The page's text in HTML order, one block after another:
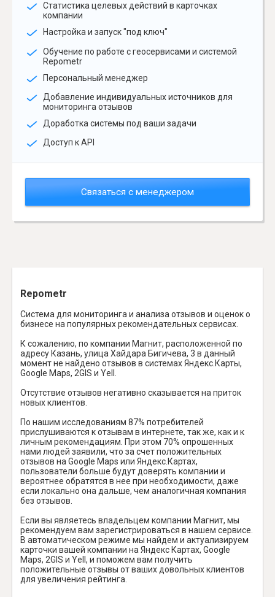
Статистика целевых действий в карточках
компании
Настройка и запуск "под ключ"
Обучение по работе с геосервисами и системой
Repometr
Персональный менеджер
Добавление индивидуальных источников для
мониторинга отзывов
Доработка системы под ваши задачи
Доступ к API
Связаться с менеджером
Repometr
Система для мониторинга и анализа отзывов и оценок о
бизнесе на популярных рекомендательных сервисах.
К сожалению, по компании Магнит, расположенной по
адресу Казань, улица Хайдара Бигичева, 3 в данный
момент не найдено отзывов в системах Яндекс.Карты,
Google Maps, 2GIS и Yell.
Отсутствие отзывов негативно сказывается на приток
новых клиентов.
По нашим исследованиям 87% потребителей
прислушиваются к отзывам в интернете, так же, как и к
личным рекомендациям. При этом 70% опрошенных
нами людей заявили, что за счет положительных
отзывов на Google Maps или Яндекс.Картах,
пользователи больше будут доверять компании и
вероятнее обратятся в нее при необходимости, даже
если локально она дальше, чем аналогичная компания
без отзывов.
Если вы являетесь владельцем компании Магнит, мы
рекомендуем вам зарегистрироваться в нашем сервисе.
В автоматическом режиме мы найдем и актуализируем
карточки вашей компании на Яндекс Картах, Google
Maps, 2GIS и Yell, и поможем вам получить
положительные отзывы от ваших довольных клиентов
для увеличения рейтинга.